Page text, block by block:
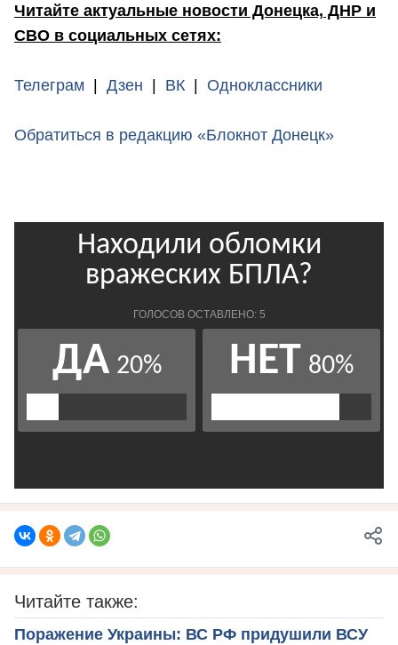
Читайте актуальные новости Донецка, ДНР и
СВО в социальных сетях:
Телеграм | Дзен | ВК | Одноклассники
Обратиться в редакцию «Блокнот Донецк»
Читайте также:
Поражение Украины: ВС РФ придушили ВСУ